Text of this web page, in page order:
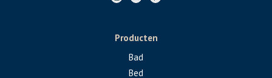
Producten
Bad
Bed